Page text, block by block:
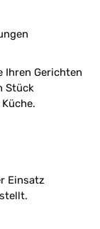
Ihren Gerichten
Stück
Einsatz